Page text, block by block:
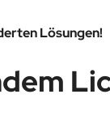
Lösungen!